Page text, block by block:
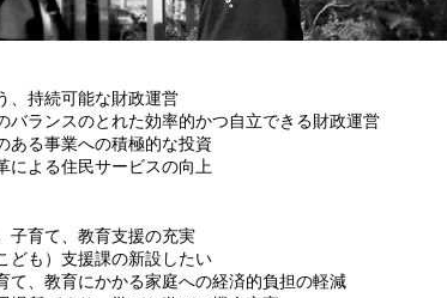
、持続可能な財政運営
ンスのとれた効率的かつ自立できる財政運営
る事業への積極的な投資
よる住民サービスの向上
子育て、教育支援の充実
も）支援課の新設したい
教育にかかる家庭への経済的負担の軽減